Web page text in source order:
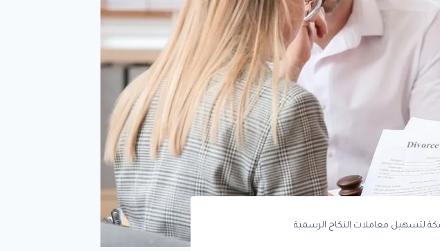
لتسهيل معاملات النكاح الرسمية